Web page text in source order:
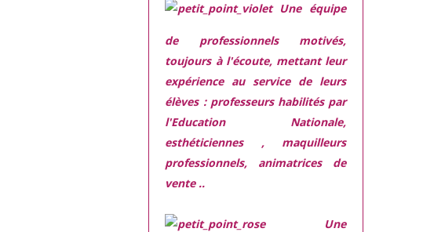
Une équipe
de professionnels motivés,
toujours à l'écoute, mettant leur
expérience au service de leurs
élèves : professeurs habilités par
l'Education Nationale,
esthéticiennes , maquilleurs
professionnels, animatrices de
vente ..
Une